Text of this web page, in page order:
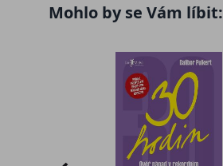
Mohlo by se Vám líbit: